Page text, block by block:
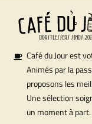
Café du Jour est
Animés par la
proposons les
Une sélection
un moment à part.